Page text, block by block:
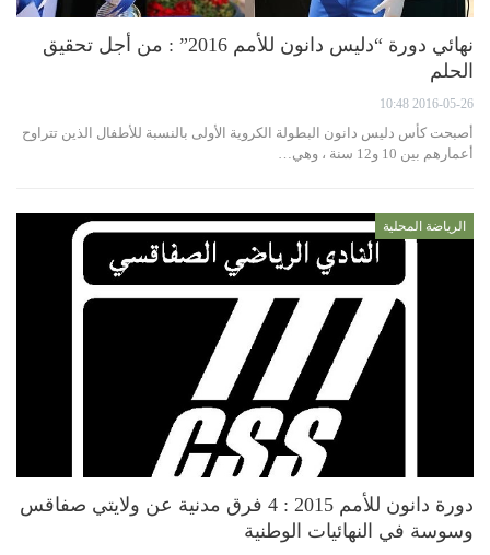
نهائي دورة “دليس دانون للأمم 2016” : من أجل تحقيق
الحلم
2016-05-26 10:48
أصبحت كأس دليس دانون البطولة الكروية الأولى بالنسبة للأطفال الذين تتراوح
أعمارهم بين 10 و12 سنة ، وهي…
الرياضة المحلية
دورة دانون للأمم 2015 : 4 فرق مدنية عن ولايتي صفاقس
وسوسة في النهائيات الوطنية